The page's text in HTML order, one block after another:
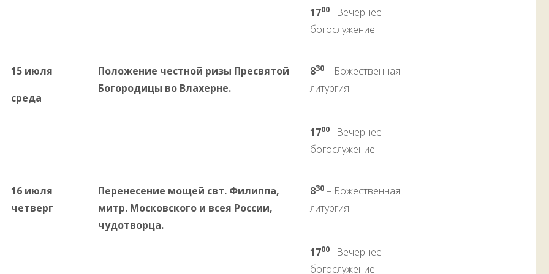
1700–Вечернее
богослужение
15 июля
среда
Положение честной ризы Пресвятой
Богородицы во Влахерне.
830 – Божественная
литургия.
1700–Вечернее
богослужение
16 июля
четверг
Перенесение мощей свт. Филиппа,
митр. Московскогои всея России,
чудотворца.
830 – Божественная
литургия.
1700–Вечернее
богослужение